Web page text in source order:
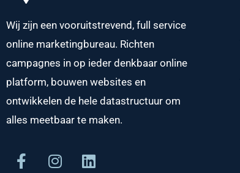
Wij zijn een vooruitstrevend, full service
online marketingbureau. Richten
campagnes in op ieder denkbaar online
platform, bouwen websites en
ontwikkelen de hele datastructuur om
alles meetbaar te maken.